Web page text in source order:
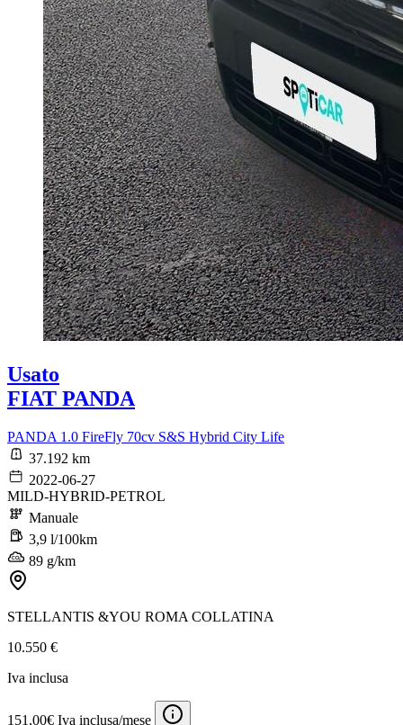
Usato
FIAT PANDA
PANDA 1.0 FireFly 70cv S&S Hybrid City Life
37.192 km
2022-06-27
MILD-HYBRID-PETROL
Manuale
3,9 l/100km
89 g/km
STELLANTIS &YOU ROMA COLLATINA
10.550 €
Iva inclusa
151,00€ Iva inclusa/mese